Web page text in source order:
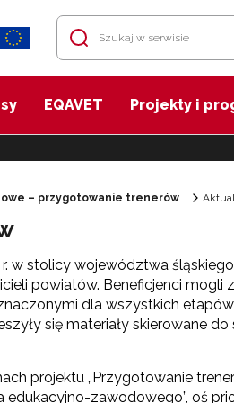
EQAVET Projekty i
– przygotowanie trenerów
w stolicy województwa
powiatów. Beneficjenci mogli
dla wszystkich
się materiały skierowane do
projektu „Przygotowanie
edukacyjno-zawodowego”, oś